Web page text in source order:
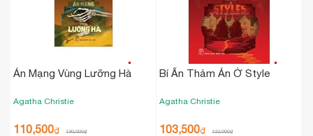
Án Mạng Vùng Lưỡng Hà
Agatha Christie
110,500₫ 130,000₫
Bí Ẩn Thảm Án Ở Style
Agatha Christie
103,500₫ 122,000₫